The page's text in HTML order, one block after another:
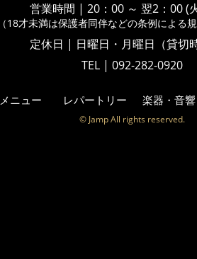
営業時間 | 20：00 ～ 翌2：00 (
（18才未満は保護者同伴などの条例による
定休日 | 日曜日・月曜日（貸切
TEL | 092-282-0920
メニュー レパートリー 楽器・音響
© Jamp All rights reserved.